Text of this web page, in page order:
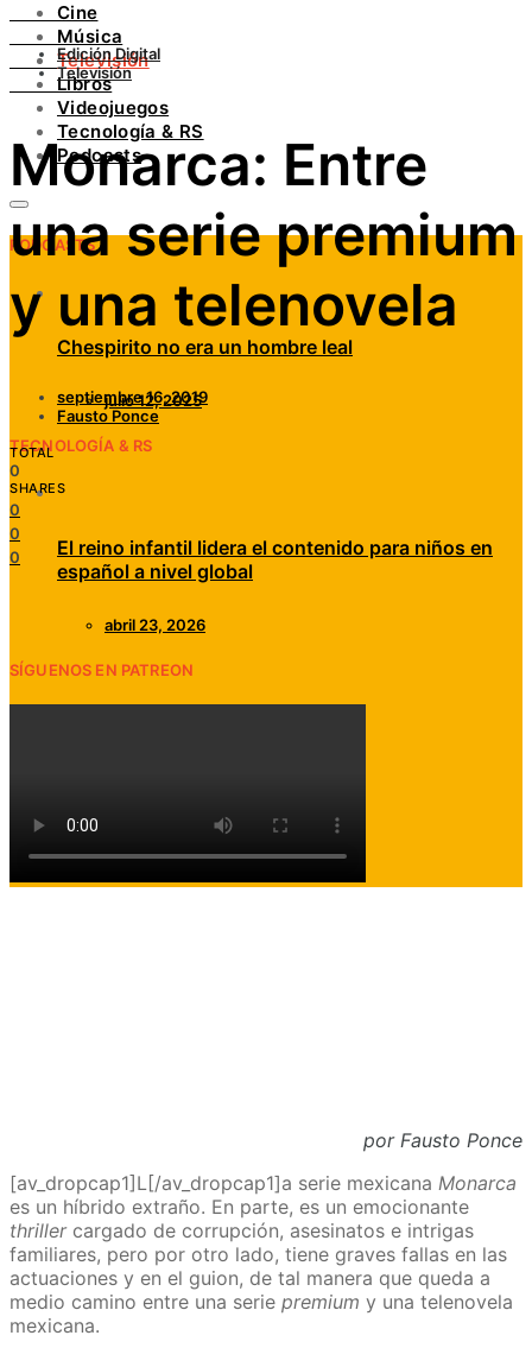
INSTAGRAM
PINTEREST
YOUTUBE
LINKEDIN
Cine
Música
Televisión
Libros
Videojuegos
Tecnología & RS
Podcasts
PODCASTS
Chespirito no era un hombre leal
julio 12, 2025
TECNOLOGÍA & RS
El reino infantil lidera el contenido para niños en
español a nivel global
abril 23, 2026
SÍGUENOS EN PATREON
Edición Digital
Televisión
Monarca: Entre
una serie premium
y una telenovela
septiembre 16, 2019
Fausto Ponce
TOTAL
0
SHARES
0
0
0
por Fausto Ponce
[av_dropcap1]L[/av_dropcap1]a serie mexicana Monarca
es un híbrido extraño. En parte, es un emocionante
thrillercargado de corrupción, asesinatos e intrigas
familiares, pero por otro lado, tiene graves fallas en las
actuaciones y en el guion, de tal manera que queda a
medio camino entre una serie premium y una telenovela
mexicana.